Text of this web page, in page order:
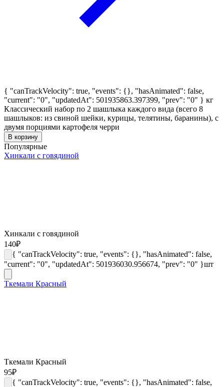
{ "canTrackVelocity": true, "events": {}, "hasAnimated": false,
"current": "0", "updatedAt": 501935863.397399, "prev": "0" } кг
Классический набор по 2 шашлыка каждого вида (всего 8
шашлыков: из свиной шейки, курицы, телятины, баранины), с
двумя порциями картофеля черри
В корзину
Популярные
Хинкали с говядиной
Хинкали с говядиной
140₽
{ "canTrackVelocity": true, "events": {}, "hasAnimated": false,
"current": "0", "updatedAt": 501936030.956674, "prev": "0" }шт
Ткемали Красный
Ткемали Красный
95₽
{ "canTrackVelocity": true, "events": {}, "hasAnimated": false,